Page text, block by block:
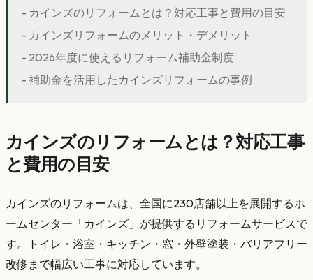
- カインズのリフォームとは？対応工事と費用の目安
- カインズリフォームのメリット・デメリット
- 2026年度に使えるリフォーム補助金制度
- 補助金を活用したカインズリフォームの事例
カインズのリフォームとは？対応工事
と費用の目安
カインズのリフォームは、全国に230店舗以上を展開するホ
ームセンター「カインズ」が提供するリフォームサービスで
す。トイレ・浴室・キッチン・窓・外壁塗装・バリアフリー
改修まで幅広い工事に対応しています。